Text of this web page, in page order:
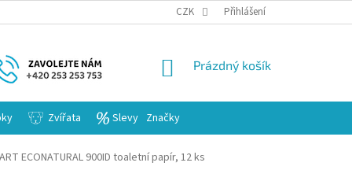
CZK Přihlášení
NÁKUPNÍ
Prázdný košík
Zvířata Slevy Značky
ECONATURAL 900ID toaletní papír, 12 ks